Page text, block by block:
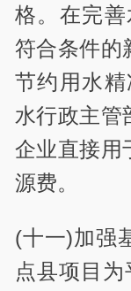
格。在完
符合条件的
节约用水
水行政主管
企业直接用
源费。
(十一)加强
点县项目